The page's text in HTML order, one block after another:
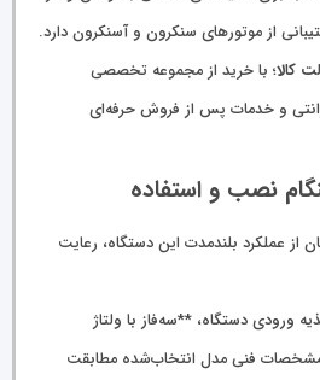
از موتورهای سنکرون و آسنکرون دارد.
کالا؛ با خرید از مجموعه تخصصی
گارانتی و خدمات پس از فروش حرفه‌ای
نصب و استفاده
از عملکرد بلندمدت این دستگاه، رعایت
ورودی دستگاه، **سه‌فاز با ولتاژ
و با مشخصات فنی مدل انتخاب‌شده مطابقت